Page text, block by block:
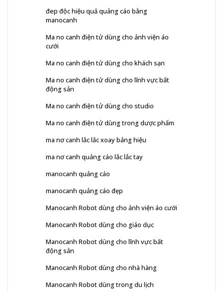
đep độc hiệu quả quảng cáo bằng
manocanh
Ma no canh điện tử dùng cho ảnh viện áo
cưới
Ma no canh điện tử dùng cho khách sạn
Ma no canh điện tử dùng cho lĩnh vực bất
động sản
Ma no canh điện tử dùng cho studio
Ma no canh điện tử dùng trong dược phẩm
ma nơ canh lắc lắc xoay bảng hiệu
ma nơ canh quảng cáo lắc lắc tay
manocanh quảng cáo
manocanh quảng cáo đẹp
Manocanh Robot dùng cho ảnh viện áo cưới
Manocanh Robot dùng cho giáo dục
Manocanh Robot dùng cho lĩnh vực bất
động sản
Manocanh Robot dùng cho nhà hàng
Manocanh Robot dùng trong du lịch